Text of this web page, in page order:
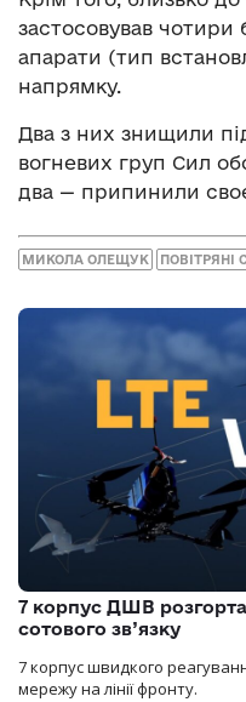
застосовував чотири
апарати (тип
напрямку.
Два з них знищили
вогневих груп Сил
два — припинили
МИКОЛА ОЛЕЩУК ПОВІТРЯНІ
7 корпус ДШВ
сотового зв’язку
7 корпус швидкого
мережу на лінії фронту.